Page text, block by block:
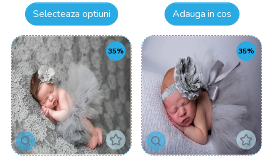
Selecteaza optiuni
Adauga in cos
35% 35%